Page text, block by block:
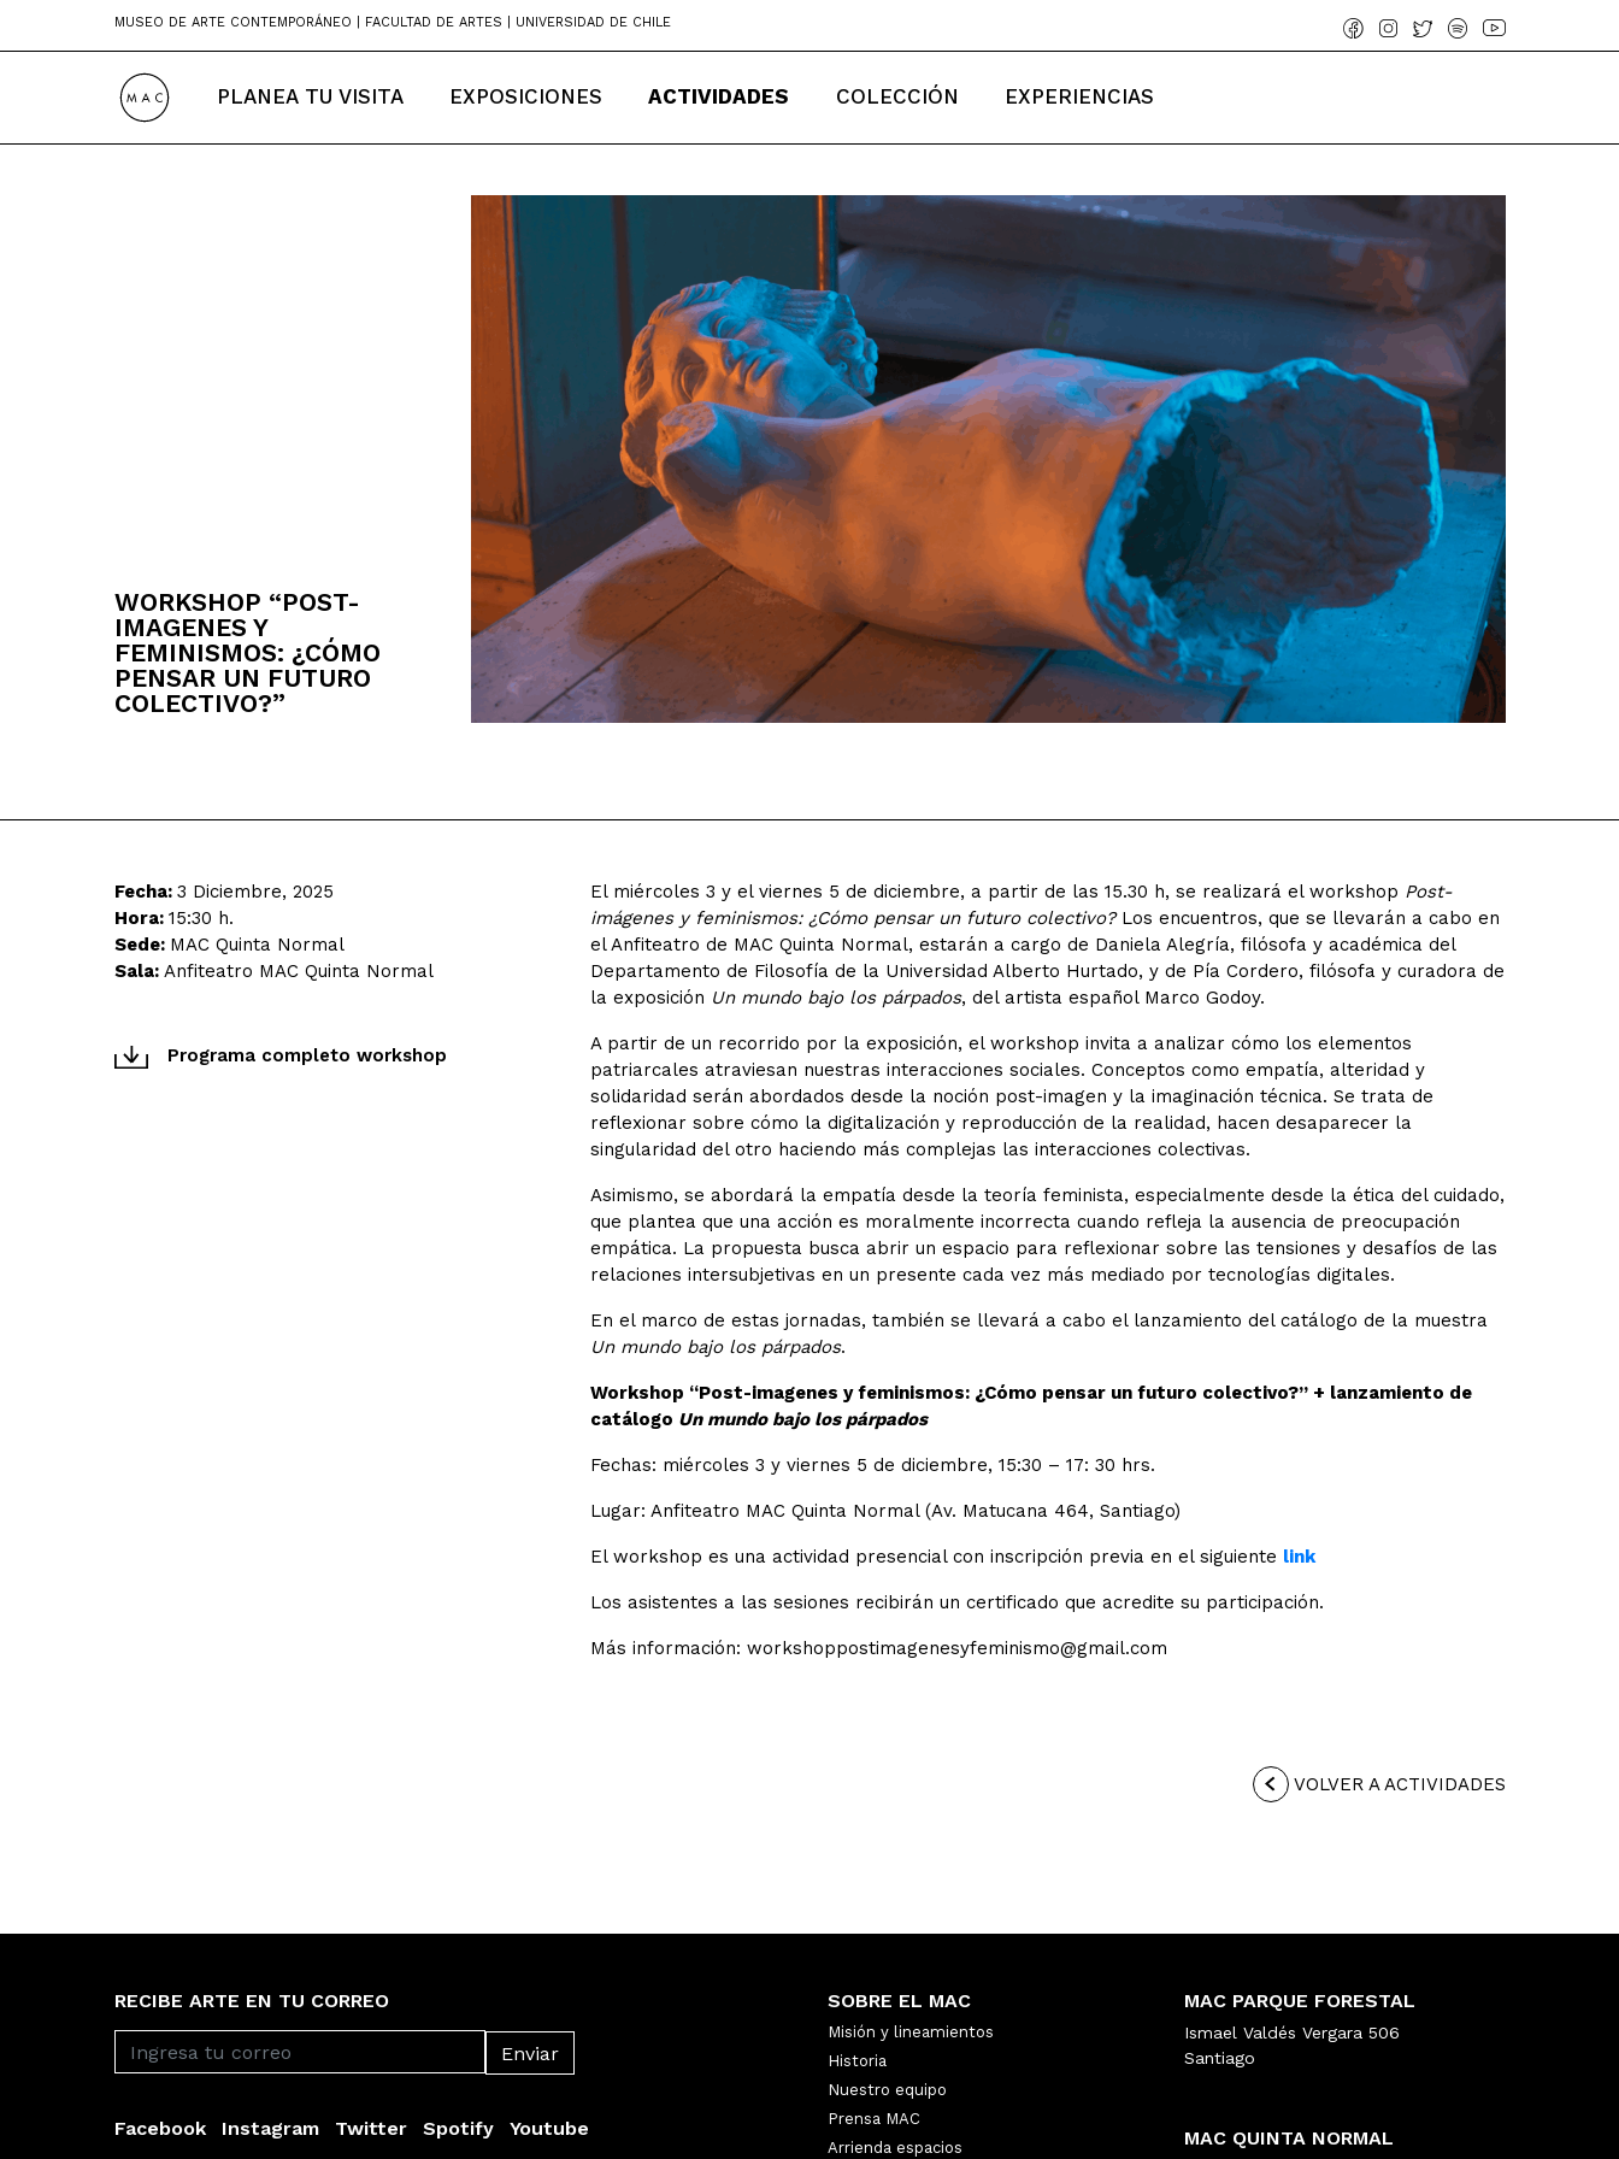
MUSEO DE ARTE CONTEMPORÁNEO | FACULTAD DE ARTES | UNIVERSIDAD DE CHILE
PLANEA TU VISITA EXPOSICIONES ACTIVIDADES COLECCIÓN EXPERIENCIAS
WORKSHOP “POST-
IMAGENES Y
FEMINISMOS: ¿CÓMO
PENSAR UN FUTURO
COLECTIVO?”
Fecha: 3 Diciembre, 2025
Hora: 15:30 h.
Sede: MAC Quinta Normal
Sala: Anfiteatro MAC Quinta Normal
Programa completo workshop
El miércoles 3 y el viernes 5 de diciembre, a partir de las 15.30 h, se realizará el workshop Post-
imágenes y feminismos: ¿Cómo pensar un futuro colectivo?Los encuentros, que se llevarán a cabo en
el Anfiteatro de MAC Quinta Normal, estarán a cargo de Daniela Alegría, filósofa y académica del
Departamento de Filosofía de la Universidad Alberto Hurtado, y de Pía Cordero, filósofa y curadora de
la exposición Un mundo bajo los párpados, del artista español Marco Godoy.
A partir de un recorrido por la exposición, el workshop invita a analizar cómo los elementos
patriarcales atraviesan nuestras interacciones sociales. Conceptos como empatía, alteridad y
solidaridad serán abordados desde la noción post-imagen y la imaginación técnica. Se trata de
reflexionar sobre cómo la digitalización y reproducción de la realidad, hacen desaparecer la
singularidad del otro haciendo más complejas las interacciones colectivas.
Asimismo, se abordará la empatía desde la teoría feminista, especialmente desde la ética del cuidado,
que plantea que una acción es moralmente incorrecta cuando refleja la ausencia de preocupación
empática. La propuesta busca abrir un espacio para reflexionar sobre las tensiones y desafíos de las
relaciones intersubjetivas en un presente cada vez más mediado por tecnologías digitales.
En el marco de estas jornadas, también se llevará a cabo el lanzamiento del catálogo de la muestra
Un mundo bajo los párpados.
Workshop “Post-imagenes y feminismos: ¿Cómo pensar un futuro colectivo?” + lanzamiento de
catálogo Un mundo bajo los párpados
Fechas: miércoles 3 y viernes 5 de diciembre, 15:30 – 17: 30 hrs.
Lugar: Anfiteatro MAC Quinta Normal (Av. Matucana 464, Santiago)
El workshop es una actividad presencial con inscripción previa en el siguiente link
Los asistentes a las sesiones recibirán un certificado que acredite su participación.
Más información: workshoppostimagenesyfeminismo@gmail.com
VOLVER A ACTIVIDADES
RECIBE ARTE EN TU CORREO
Facebook Instagram Twitter Spotify Youtube
SOBRE EL MAC
Misión y lineamientos
Historia
Nuestro equipo
Prensa MAC
Arrienda espacios
MAC PARQUE FORESTAL
Ismael Valdés Vergara 506
Santiago
MAC QUINTA NORMAL